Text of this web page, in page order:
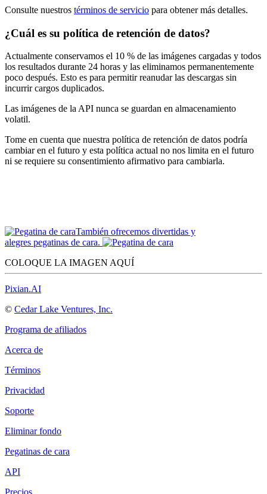
Consulte nuestros términos de servicio para obtener más detalles.
¿Cuál es su política de retención de datos?
Actualmente conservamos el 10 % de las imágenes cargadas y todos
los resultados durante 24 horas y las eliminamos permanentemente
poco después. Esto es para permitir reanudar las descargas sin
incurrir cargos duplicados.
Las imágenes de la API nunca se guardan en almacenamiento
volatil.
Tome en cuenta que nuestra política de retención de datos podría
cambiar en el futuro y esta política actual no nos limita en el futuro
ni se requiere su consentimiento afirmativo para cambiarla.
También ofrecemos divertidas y
alegres pegatinas de cara.
COLOQUE LA IMAGEN AQUÍ
Pixian.AI
© Cedar Lake Ventures, Inc.
Programa de afiliados
Acerca de
Términos
Privacidad
Soporte
Eliminar fondo
Pegatinas de cara
API